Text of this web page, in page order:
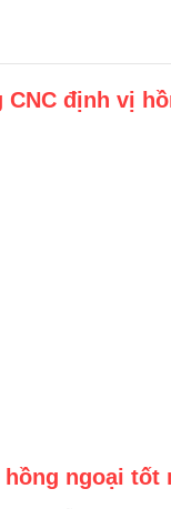
định vị
hồng ngoại tốt